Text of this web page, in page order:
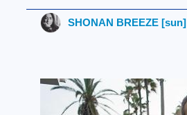
SHONAN BREEZE [sun]